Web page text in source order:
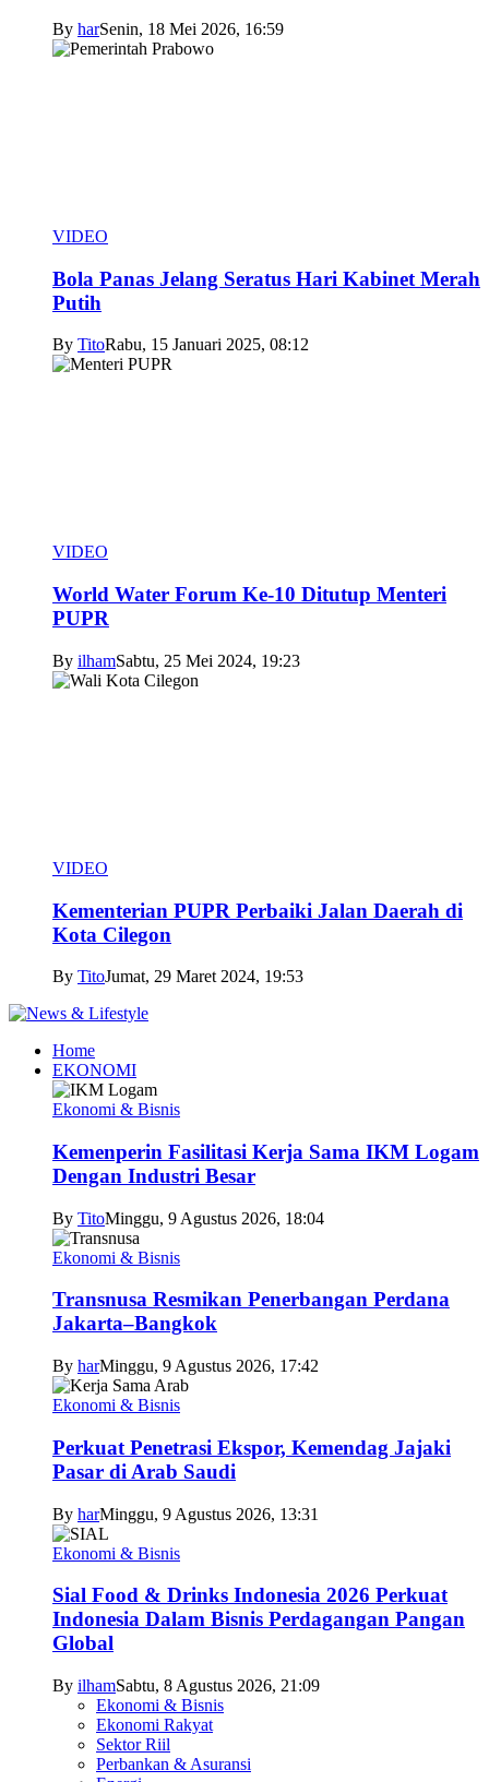
By harSenin, 18 Mei 2026, 16:59
VIDEO
Bola Panas Jelang Seratus Hari Kabinet Merah
Putih
By TitoRabu, 15 Januari 2025, 08:12
VIDEO
World Water Forum Ke-10 Ditutup Menteri
PUPR
By ilhamSabtu, 25 Mei 2024, 19:23
VIDEO
Kementerian PUPR Perbaiki Jalan Daerah di
Kota Cilegon
By TitoJumat, 29 Maret 2024, 19:53
Home
EKONOMI
Ekonomi & Bisnis
Kemenperin Fasilitasi Kerja Sama IKM Logam
Dengan Industri Besar
By TitoMinggu, 9 Agustus 2026, 18:04
Ekonomi & Bisnis
Transnusa Resmikan Penerbangan Perdana
Jakarta–Bangkok
By harMinggu, 9 Agustus 2026, 17:42
Ekonomi & Bisnis
Perkuat Penetrasi Ekspor, Kemendag Jajaki
Pasar di Arab Saudi
By harMinggu, 9 Agustus 2026, 13:31
Ekonomi & Bisnis
Sial Food & Drinks Indonesia 2026 Perkuat
Indonesia Dalam Bisnis Perdagangan Pangan
Global
By ilhamSabtu, 8 Agustus 2026, 21:09
Ekonomi & Bisnis
Ekonomi Rakyat
Sektor Riil
Perbankan & Asuransi